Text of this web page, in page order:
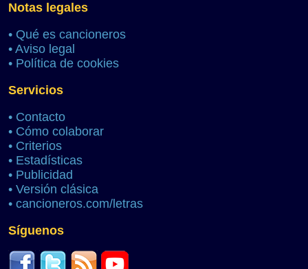
Notas legales
• Qué es cancioneros
• Aviso legal
• Política de cookies
Servicios
• Contacto
• Cómo colaborar
• Criterios
• Estadísticas
• Publicidad
• Versión clásica
• cancioneros.com/letras
Síguenos